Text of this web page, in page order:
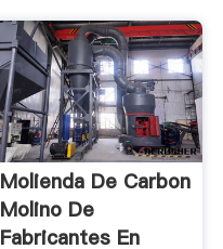
Molienda De Carbon
Molino De
Fabricantes En